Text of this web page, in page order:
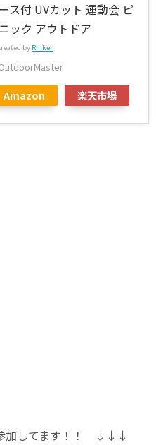
ス付 UVカット 運動会 ピ
ック アウトドア
by Rinker
Amazon 楽天市場
してます！！ ↓↓↓